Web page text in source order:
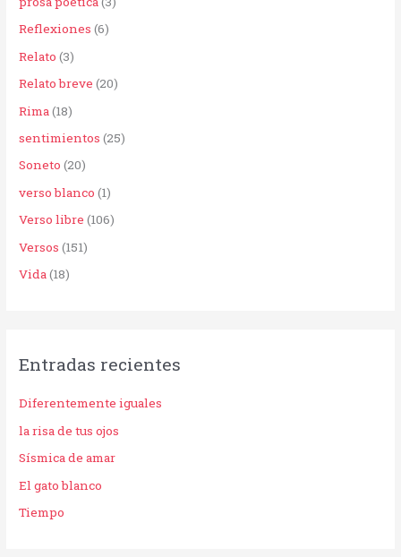
Reflexiones (6)
Relato (3)
Relato breve (20)
Rima(18)
sentimientos (25)
Soneto (20)
verso blanco (1)
Verso libre (106)
Versos (151)
Vida(18)
Entradas recientes
Diferentemente iguales
la risa de tus ojos
Sísmica de amar
El gato blanco
Tiempo